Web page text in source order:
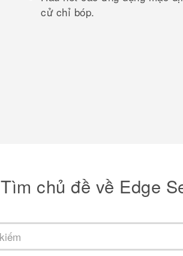
cử chỉ bóp.
Tìm chủ đề về Edge